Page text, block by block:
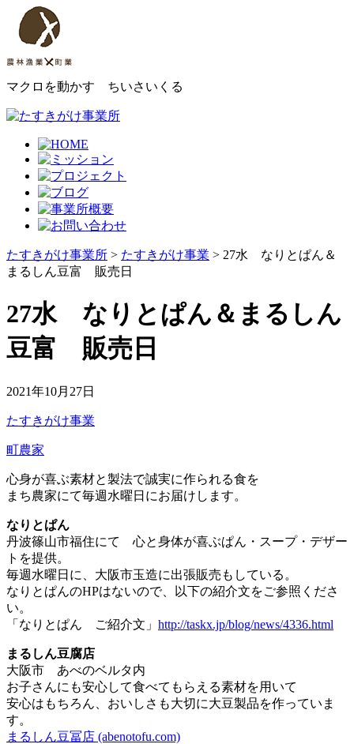
マクロを動かす ちいさいくる
たすきがけ事業所 > たすきがけ事業 > 27水 なりとぱん＆
まるしん豆富 販売日
27水 なりとぱん＆まるしん
豆富 販売日
2021年10月27日
たすきがけ事業
町農家
心身が喜ぶ素材と製法で誠実に作られる食を
まち農家にて毎週水曜日にお届けします。
なりとぱん
丹波篠山市福住にて 心と身体が喜ぶぱん・スープ・デザー
トを提供。
毎週水曜日に、大阪市玉造に出張販売もしている。
なりとぱんのHPはないので、以下の紹介文をご参照くださ
い。
「なりとぱん ご紹介文」 http://taskx.jp/blog/news/4336.html
まるしん豆腐店
大阪市 あべのベルタ内
お子さんにも安心して食べてもらえる素材を用いて
安心はもちろん、おいしさも大切に大豆製品を作っていま
す。
まるしん豆冨店 (abenotofu.com)